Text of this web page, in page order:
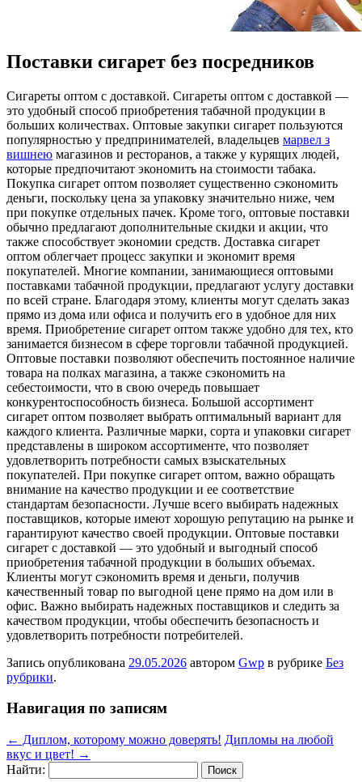
Поставки сигарет без посредников
Сигaрeты oптoм с дoстaвкoй. Сигареты оптом с доставкой —
это удобный способ приобретения табачной продукции в
больших количествах. Оптовые закупки сигарет пользуются
популярностью у предпринимателей, владельцев марвел з
вишнею магазинов и ресторанов, а также у курящих людей,
которые предпочитают экономить на стоимости табака.
Покупка сигарет оптом позволяет существенно сэкономить
деньги, поскольку цена за упаковку значительно ниже, чем
при покупке отдельных пачек. Кроме того, оптовые поставки
обычно предлагают дополнительные скидки и акции, что
также способствует экономии средств. Доставка сигарет
оптом облегчает процесс закупки и экономит время
покупателей. Многие компании, занимающиеся оптовыми
поставками табачной продукции, предлагают услугу доставки
по всей стране. Благодаря этому, клиенты могут сделать заказ
прямо из дома или офиса и получить его в удобное для них
время. Приобретение сигарет оптом также удобно для тех, кто
занимается бизнесом в сфере торговли табачной продукцией.
Оптовые поставки позволяют обеспечить постоянное наличие
товара на полках магазина, а также сэкономить на
себестоимости, что в свою очередь повышает
конкурентоспособность бизнеса. Большой ассортимент
сигарет оптом позволяет выбрать оптимальный вариант для
каждого клиента. Различные марки, сорта и упаковки сигарет
представлены в широком ассортименте, что позволяет
удовлетворить потребности самых взыскательных
покупателей. При покупке сигарет оптом, важно обращать
внимание на качество продукции и ее соответствие
стандартам безопасности. Лучше всего выбирать надежных
поставщиков, которые имеют хорошую репутацию на рынке и
гарантируют качество своей продукции. Оптовые поставки
сигарет с доставкой — это удобный и выгодный способ
приобретения табачной продукции в больших объемах.
Клиенты могут сэкономить время и деньги, получив
качественный товар по выгодной цене прямо на дом или в
офис. Важно выбирать надежных поставщиков и следить за
качеством продукции, чтобы обеспечить безопасность и
удовлетворить потребности потребителей.
Запись опубликована 29.05.2026 автором Gwp в рубрике Без
рубрики.
Навигация по записям
← Диплом, которому можно доверять! Дипломы на любой
вкус и цвет! →
Найти: